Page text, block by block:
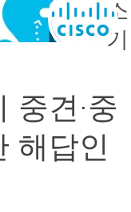
소
기
중견·중
해답인